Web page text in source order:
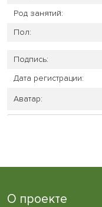
Род занятий:
Пол:
Подпись:
Дата регистрации:
Аватар:
О проекте